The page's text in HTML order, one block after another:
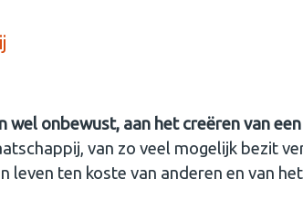
wel onbewust, aan het creëren van
van zo veel mogelijk bezit
leven ten koste van anderen en van